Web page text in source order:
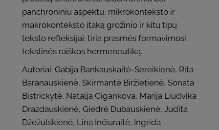
panchroniniu aspektu, mikrokonteksto ir
makrokonteksto įtaką grožinio ir kitų tipų
teksto refleksijai; tiria prasmės formavimosi
tekstinės raiškos hermeneutiką.
Autoriai: Gabija Bankauskaitė-Sereikienė, Rita
Baranauskienė, Skirmantė Biržietienė, Sonata
Bistrickytė, Natalja Cigankova, Marija Liudvika
Drazdauskienė, Giedrė Dubauskienė, Judita
Džežulskienė, Lina Inčiuraitė, Ingrida